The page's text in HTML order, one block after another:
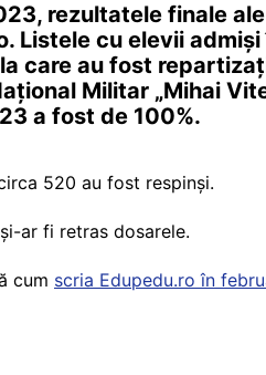
rezultatele finale ale
Listele cu elevii admiși
care au fost
Militar „Mihai
a fost de 100%.
520 au fost respinși.
ar fi retras dosarele.
cum scria Edupedu.ro în